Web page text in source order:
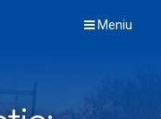
Meniu